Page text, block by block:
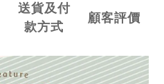
送貨及付
款方式
顧客評價